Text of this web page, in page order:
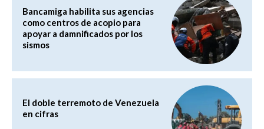
Bancamiga habilita sus agencias
como centros de acopio para
apoyar a damnificados por los
sismos
El doble terremoto de Venezuela
en cifras